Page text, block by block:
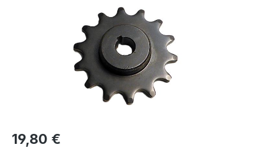
Regulärer Preis:
19,80 €